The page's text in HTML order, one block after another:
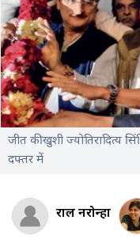
जीत की खुशी ज्योतिरादित्य
दफ्तर में
राहुल नरोन्हा